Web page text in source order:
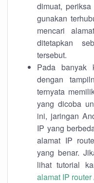
dimuat,
gunakan
mencari
ditetapkan
tersebut.
Pada banyak
dengan
ternyata
yang dicoba
ini, jaringan
IP yang
alamat IP
yang benar.
lihat tutorial
alamat IP